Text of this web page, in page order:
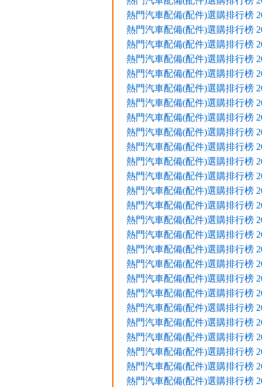
熱門汽車配備(配件)選購排行榜
熱門汽車配備(配件)選購排行榜
熱門汽車配備(配件)選購排行榜
熱門汽車配備(配件)選購排行榜
熱門汽車配備(配件)選購排行榜
熱門汽車配備(配件)選購排行榜
熱門汽車配備(配件)選購排行榜
熱門汽車配備(配件)選購排行榜
熱門汽車配備(配件)選購排行榜
熱門汽車配備(配件)選購排行榜
熱門汽車配備(配件)選購排行榜
熱門汽車配備(配件)選購排行榜
熱門汽車配備(配件)選購排行榜
熱門汽車配備(配件)選購排行榜
熱門汽車配備(配件)選購排行榜
熱門汽車配備(配件)選購排行榜
熱門汽車配備(配件)選購排行榜
熱門汽車配備(配件)選購排行榜
熱門汽車配備(配件)選購排行榜
熱門汽車配備(配件)選購排行榜
熱門汽車配備(配件)選購排行榜
熱門汽車配備(配件)選購排行榜
熱門汽車配備(配件)選購排行榜
熱門汽車配備(配件)選購排行榜
熱門汽車配備(配件)選購排行榜
熱門汽車配備(配件)選購排行榜